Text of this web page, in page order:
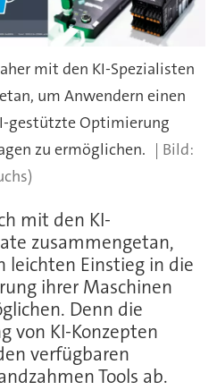
mit den KI-Spezialisten
um Anwendern einen
gestützte Optimierung
zu ermöglichen.
mit den KI-
zusammengetan,
leichten Einstieg in die
ihrer Maschinen
Denn die
von KI-Konzepten
verfügbaren
Tools ab.